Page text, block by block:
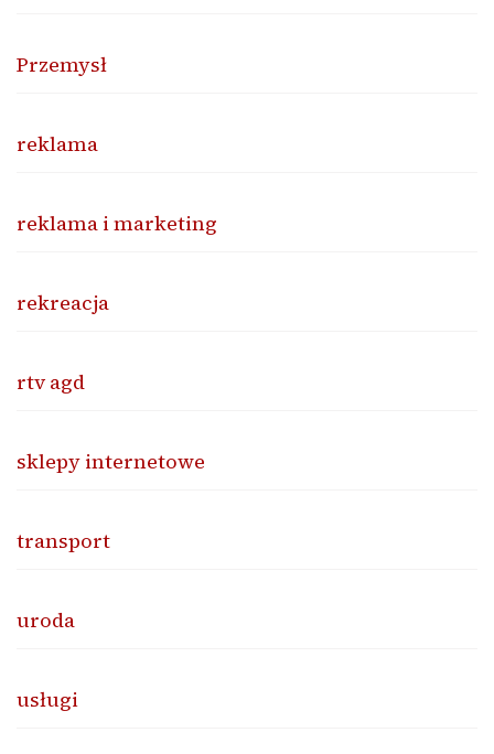
Przemysł
reklama
reklama i marketing
rekreacja
rtv agd
sklepy internetowe
transport
uroda
usługi